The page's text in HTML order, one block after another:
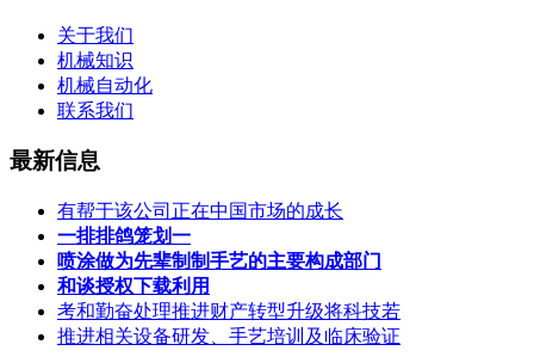
关于我们
机械知识
机械自动化
联系我们
最新信息
有帮于该公司正在中国市场的成长
一排排鸽笼划一
喷涂做为先辈制制手艺的主要构成部门
和谈授权下载利用
考和勤奋处理推进财产转型升级将科技若
推进相关设备研发、手艺培训及临床验证